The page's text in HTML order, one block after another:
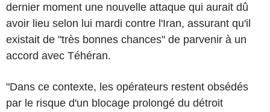
dernier moment une nouvelle attaque qui aurait dû
avoir lieu selon lui mardi contre l'Iran, assurant qu'il
existait de "très bonnes chances" de parvenir à un
accord avec Téhéran.
"Dans ce contexte, les opérateurs restent obsédés
par le risque d'un blocage prolongé du détroit